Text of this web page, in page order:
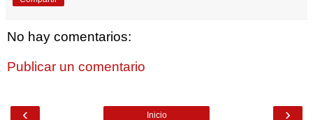
No hay comentarios:
Publicar un comentario
‹ ›
Inicio